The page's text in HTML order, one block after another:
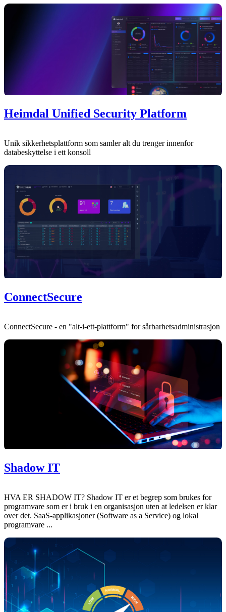
Heimdal Unified Security Platform
Unik sikkerhetsplattform som samler alt du trenger innenfor
databeskyttelse i ett konsoll
ConnectSecure
ConnectSecure - en "alt-i-ett-plattform" for sårbarhetsadministrasjon
Shadow IT
HVA ER SHADOW IT? Shadow IT er et begrep som brukes for
programvare som er i bruk i en organisasjon uten at ledelsen er klar
over det. SaaS-applikasjoner (Software as a Service) og lokal
programvare ...